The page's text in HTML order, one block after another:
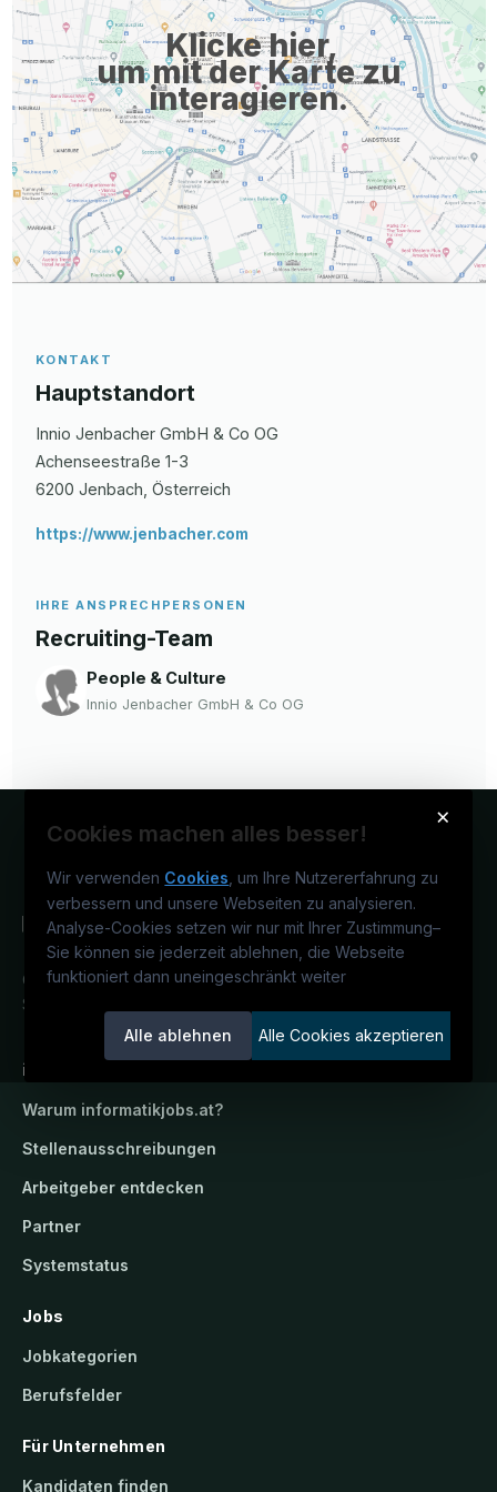
Klicke hier,
um mit der Karte zu
interagieren.
KONTAKT
Hauptstandort
Innio Jenbacher GmbH & Co OG
Achenseestraße 1-3
6200 Jenbach , Österreich
https://www.jenbacher.com
IHRE ANSPRECHPERSONEN
Recruiting-Team
People & Culture
Innio Jenbacher GmbH & Co OG
×
Cookies machen alles besser!
Wir verwenden Cookies , um Ihre Nutzererfahrung zu
verbessern und unsere Webseiten zu analysieren.
Analyse-Cookies setzen wir nur mit Ihrer Zustimmung–
Sie können sie jederzeit ablehnen, die Webseite
funktioniert dann uneingeschränkt weiter
Alle ablehnen Alle Cookies akzeptieren
Österreichs IT-Karriereportal.Ein
Service der candidatis GmbH.
informatikjobs.at
Warum informatikjobs.at?
Stellenausschreibungen
Arbeitgeber entdecken
Partner
Systemstatus
Jobs
Jobkategorien
Berufsfelder
Für Unternehmen
Kandidaten finden